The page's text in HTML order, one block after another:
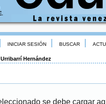
INICIAR SESIÓN BUSCAR
Urribarrí Hernández
se debe cargar